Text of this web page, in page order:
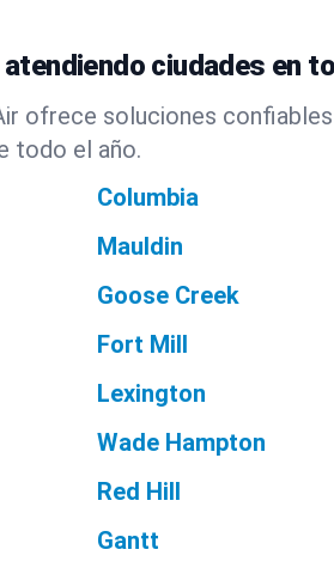
ciudades en
ofrece soluciones
todo el año.
Columbia
Mauldin
Goose Creek
Fort Mill
Lexington
Wade Hampton
Red Hill
Gantt